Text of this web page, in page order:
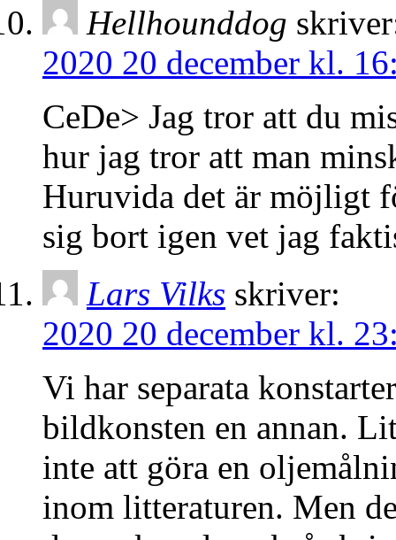
Hellhounddog
2020 20 december kl.
CeDe> Jag tror att du
hur jag tror att man
Huruvida det är möjligt
sig bort igen vet jag
Lars Vilks skriver:
2020 20 december kl.
Vi har separata
bildkonsten en annan.
inte att göra en
inom litteraturen. Men